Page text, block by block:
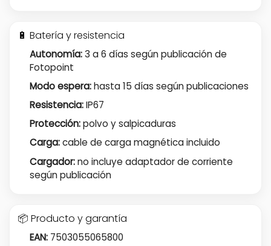
🔋 Batería y resistencia
Autonomía:3 a 6 días según publicación de
Fotopoint
Modo espera:hasta 15 días según publicaciones
Resistencia:IP67
Protección:polvo y salpicaduras
Carga:cable de carga magnética incluido
Cargador:no incluye adaptador de corriente
según publicación
📦 Producto y garantía
EAN:7503055065800